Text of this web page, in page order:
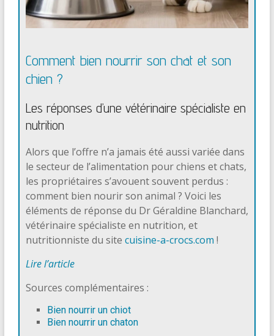
Comment bien nourrir son chat et son
chien ?
Les réponses d’une vétérinaire spécialiste en
nutrition
Alors que l’offre n’a jamais été aussi variée dans
le secteur de l’alimentation pour chiens et chats,
les propriétaires s’avouent souvent perdus :
comment bien nourir son animal ? Voici les
éléments de réponse du Dr Géraldine Blanchard,
vétérinaire spécialiste en nutrition, et
nutritionniste du site cuisine-a-crocs.com !
Lire l’article
Sources complémentaires :
Bien nourrir un chiot
Bien nourrir un chaton